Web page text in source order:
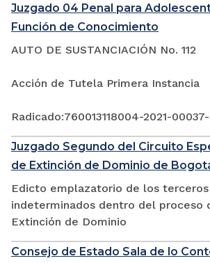
Juzgado 04 Penal para
Función de Conocimiento
AUTO DE SUSTANCIACIÓN No. 112
Acción de Tutela Primera Instancia
Radicado:760013118004-2021-
Juzgado Segundo del Circuito
de Extinción de Dominio de
Edicto emplazatorio de los terceros
indeterminados dentro del proceso
Extinción de Dominio
Consejo de Estado Sala de lo